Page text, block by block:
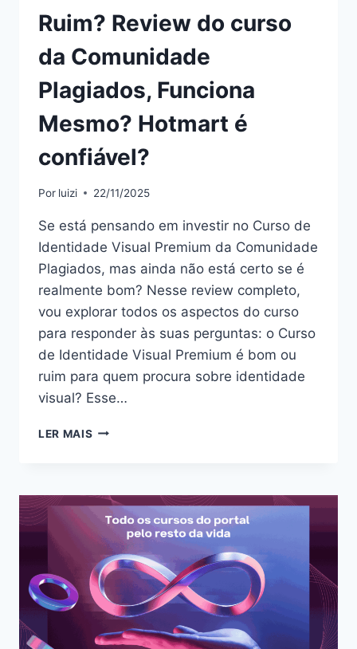
Ruim? Review do curso
da Comunidade
Plagiados, Funciona
Mesmo? Hotmart é
confiável?
Por luizi 22/11/2025
Se está pensando em investir no Curso de
Identidade Visual Premium da Comunidade
Plagiados, mas ainda não está certo se é
realmente bom? Nesse review completo,
vou explorar todos os aspectos do curso
para responder às suas perguntas: o Curso
de Identidade Visual Premium é bom ou
ruim para quem procura sobre identidade
visual? Esse…
LER MAIS CURSO
PREMIUM:
BOM
RUIM?
REVIEW
DO
CURSO
DA
COMUNIDADE